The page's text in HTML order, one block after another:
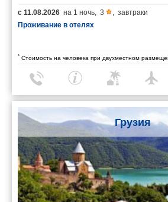
с 11.08.2026 на 1 ночь 3
завтраки
Проживание в отелях
* Стоимость на человека при двухместном
Грузия